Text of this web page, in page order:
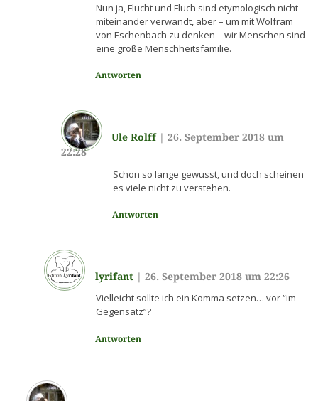
Nun ja, Flucht und Fluch sind etymologisch nicht
miteinander verwandt, aber – um mit Wolfram
von Eschenbach zu denken – wir Menschen sind
eine große Menschheitsfamilie.
Antworten
Ule Rolff|26. September 2018 um
22:28
Schon so lange gewusst, und doch scheinen
es viele nicht zu verstehen.
Antworten
lyrifant| 26. September 2018 um 22:26
Vielleicht sollte ich ein Komma setzen… vor “im
Gegensatz”?
Antworten